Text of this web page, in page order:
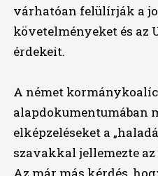
várhatóan felülírják a
követelményeket és az
érdekeit.
A német
alapdokumentumában
elképzeléseket a
szavakkal jellemezte